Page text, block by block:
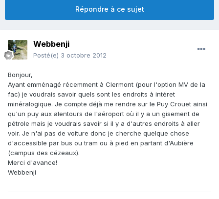
Répondre à ce sujet
Webbenji
Posté(e) 3 octobre 2012
Bonjour,
Ayant emménagé récemment à Clermont (pour l'option MV de la
fac) je voudrais savoir quels sont les endroits à intéret
minéralogique. Je compte déjà me rendre sur le Puy Crouet ainsi
qu'un puy aux alentours de l'aéroport où il y a un gisement de
pétrole mais je voudrais savoir si il y a d'autres endroits à aller
voir. Je n'ai pas de voiture donc je cherche quelque chose
d'accessible par bus ou tram ou à pied en partant d'Aubière
(campus des cézeaux).
Merci d'avance!
Webbenji